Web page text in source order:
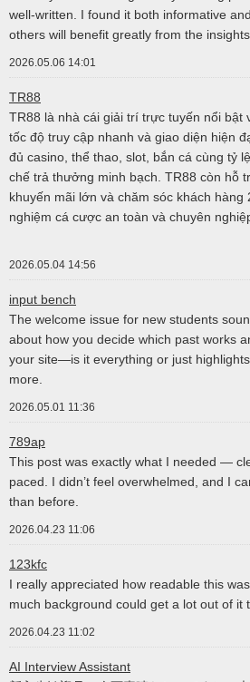
well-written. I found it both informative
others will benefit greatly from the insights
2026.05.06 14:01
TR88
TR88 là nhà cái giải trí trực tuyến nổi bật
tốc độ truy cập nhanh và giao diện hiện
đủ casino, thể thao, slot, bắn cá cùng tỷ
chế trả thưởng minh bạch. TR88 còn hỗ
khuyến mãi lớn và chăm sóc khách hàng
nghiệm cá cược an toàn và chuyên
2026.05.04 14:56
input bench
The welcome issue for new students
about how you decide which past works
your site—is it everything or just
more.
2026.05.01 11:36
789ap
This post was exactly what I needed —
paced. I didn’t feel overwhelmed, and I
than before.
2026.04.23 11:06
123kfc
I really appreciated how readable this
much background could get a lot out of it
2026.04.23 11:02
AI Interview Assistant